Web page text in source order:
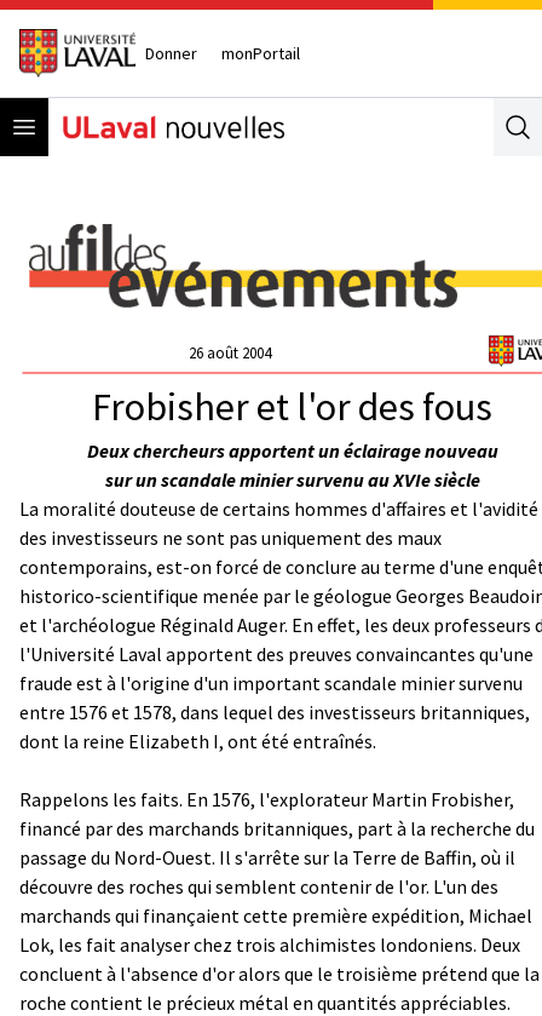
Donner monPortail
Open menu
26 août 2004
Frobisher et l'or des fous
Deux chercheurs apportent un éclairage nouveau
sur un scandale minier survenu au XVIe siècle
La moralité douteuse de certains hommes d'affaires et l'avidité
des investisseurs ne sont pas uniquement des maux
contemporains, est-on forcé de conclure au terme d'une
historico-scientifique menée par le géologue Georges
et l'archéologue Réginald Auger. En effet, les deux professeurs
l'Université Laval apportent des preuves convaincantes qu'une
fraude est à l'origine d'un important scandale minier survenu
entre 1576 et 1578, dans lequel des investisseurs britanniques,
dont la reine Elizabeth I, ont été entraînés.
Rappelons les faits. En 1576, l'explorateur Martin Frobisher,
financé par des marchands britanniques, part à la recherche du
passage du Nord-Ouest. Il s'arrête sur la Terre de Baffin, où il
découvre des roches qui semblent contenir de l'or. L'un des
marchands qui finançaient cette première expédition, Michael
Lok, les fait analyser chez trois alchimistes londoniens. Deux
concluent à l'absence d'or alors que le troisième prétend que la
roche contient le précieux métal en quantités appréciables.